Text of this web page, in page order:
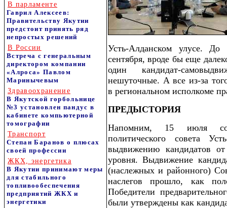
В парламенте
Гаврил Алексеев:
Правительству Якутии
предстоит принять ряд
непростых решений
В России
Встреча с генеральным
директором компании
«Алроса» Павлом
Маринычевым
Здравоохранение
В Якутской горбольнице
№3 установлен пандус в
кабинете компьютерной
томографии
Транспорт
Степан Баранов о плюсах
своей профессии
ЖКХ, энергетика
В Якутии принимают меры
для стабильного
топливообеспечения
предприятий ЖКХ и
энергетики
Усть-Алданском улусе. До
сентября, вроде бы еще
один кандидат-
нешуточные. А все из-за
в региональном исполкоме
ПРЕДЫСТОРИЯ
Напомним, 15 июля
политического совета
выдвижению кандидатов
уровня. Выдвижение
(наслежных и районного)
наслегов прошло, как
Победители
были утверждены как